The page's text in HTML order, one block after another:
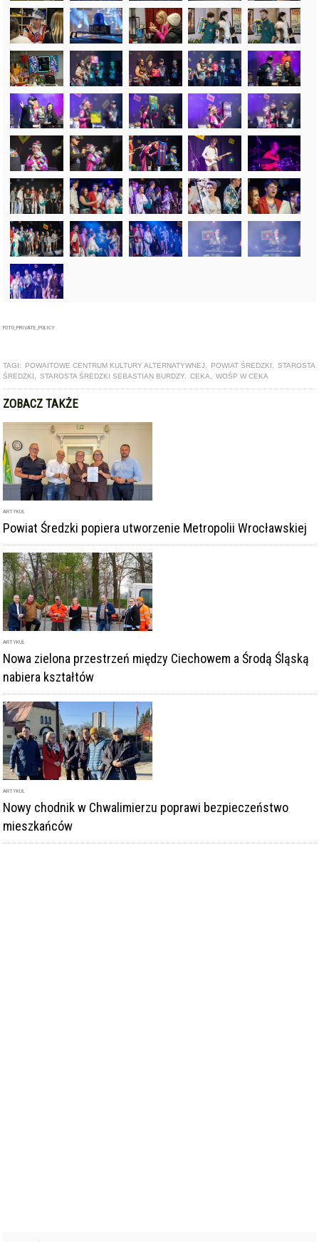
FOTO_PRIVATE_POLICY
TAGI: POWAITOWE CENTRUM KULTURY ALTERNATYWNEJ, POWIAT ŚREDZKI , STAROSTA
ŚREDZKI , STAROSTA ŚREDZKI SEBASTIAN BURDZY, CEKA, WOŚP W CEKA
ZOBACZ TAKŻE
ARTYKUŁ
Powiat Średzki popiera utworzenie Metropolii Wrocławskiej
ARTYKUŁ
Nowa zielona przestrzeń między Ciechowem a Środą Śląską
nabiera kształtów
ARTYKUŁ
Nowy chodnik w Chwalimierzu poprawi bezpieczeństwo
mieszkańców